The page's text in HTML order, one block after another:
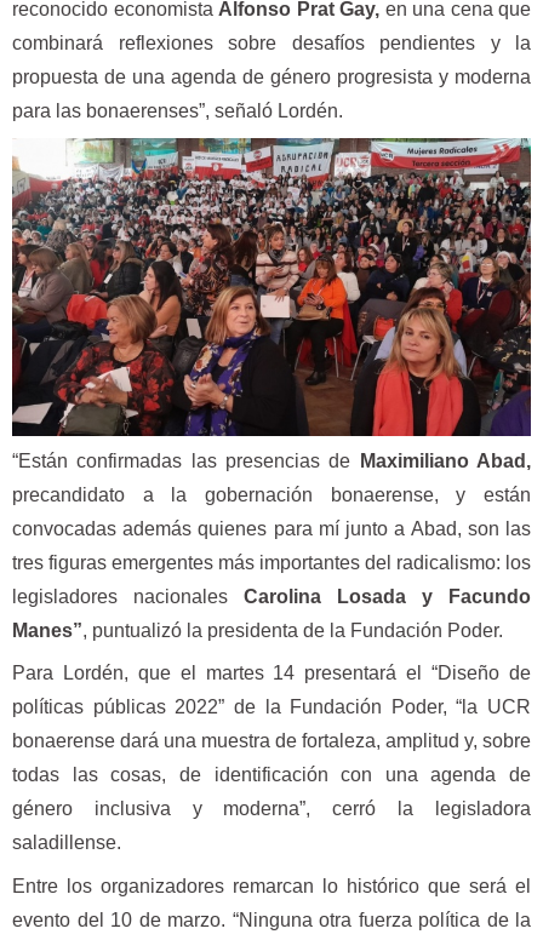
reconocido economista Alfonso Prat Gay, en una cena que
combinará reflexiones sobre desafíos pendientes y la
propuesta de una agenda de género progresista y moderna
para las bonaerenses”, señaló Lordén.
“Están confirmadas las presencias de
Maximiliano Abad,
precandidato a la gobernación bonaerense, y están
convocadas además quienes para mí junto a Abad, son las
tres figuras emergentes más importantes del radicalismo: los
legisladores nacionales Carolina Losada y Facundo
Manes”, puntualizó la presidenta de la Fundación Poder.
Para Lordén, que el martes 14 presentará el “Diseño de
políticas públicas 2022” de la Fundación Poder, “la UCR
bonaerense dará una muestra de fortaleza, amplitud y, sobre
todas las cosas, de identificación con una agenda de
género inclusiva y moderna”, cerró la legisladora
saladillense.
Entre los organizadores remarcan lo histórico que será el
evento del 10 de marzo. “Ninguna otra fuerza política de la